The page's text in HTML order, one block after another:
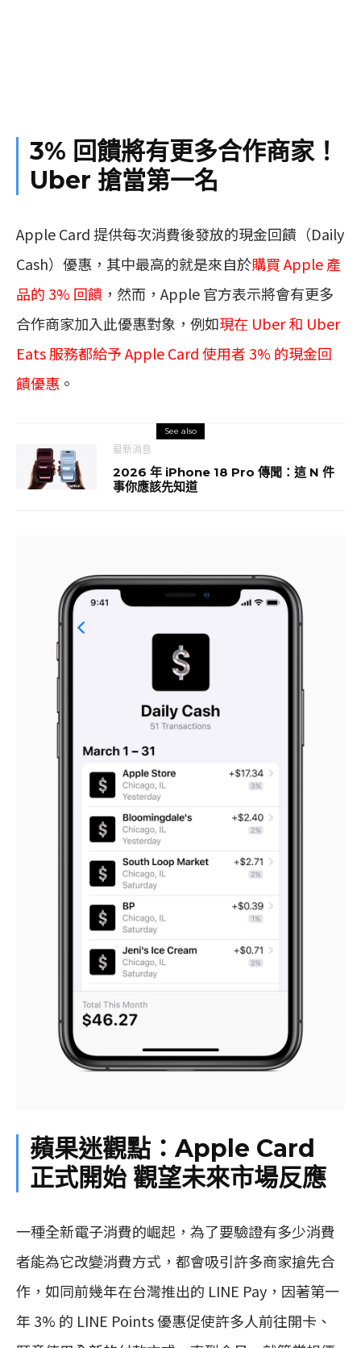
3% 回饋將有更多合作商家！
Uber 搶當第一名
Apple Card 提供每次消費後發放的現金回饋（Daily
Cash）優惠，其中最高的就是來自於購買 Apple 產
品的 3% 回饋 ，然而，Apple 官方表示將會有更多
合作商家加入此優惠對象，例如現在 Uber 和 Uber
Eats 服務都給予 Apple Card 使用者 3% 的現金回
饋優惠 。
See also
最新消息
2026 年 iPhone 18 Pro 傳聞：這 N 件
事你應該先知道
蘋果迷觀點：Apple Card
正式開始 觀望未來市場反應
一種全新電子消費的崛起，為了要驗證有多少消費
者能為它改變消費方式，都會吸引許多商家搶先合
作，如同前幾年在台灣推出的 LINE Pay，因著第一
年 3% 的 LINE Points 優惠促使許多人前往開卡、